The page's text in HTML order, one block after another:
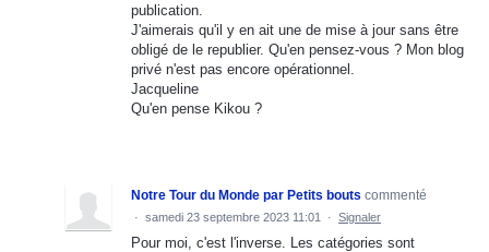
publication.
J'aimerais qu'il y en ait une de mise à jour sans être
obligé de le republier. Qu'en pensez-vous ? Mon blog
privé n'est pas encore opérationnel.
Jacqueline
Qu'en pense Kikou ?
Notre Tour du Monde par Petits bouts commenté
· samedi 23 septembre 2023 11:01 · Signaler
Pour moi, c'est l'inverse. Les catégories sont